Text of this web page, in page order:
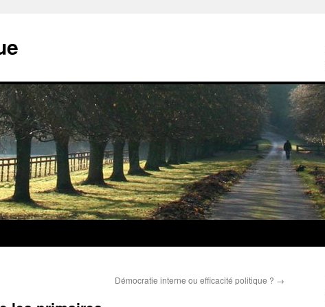
Démocratie interne ou efficacité politique ? →